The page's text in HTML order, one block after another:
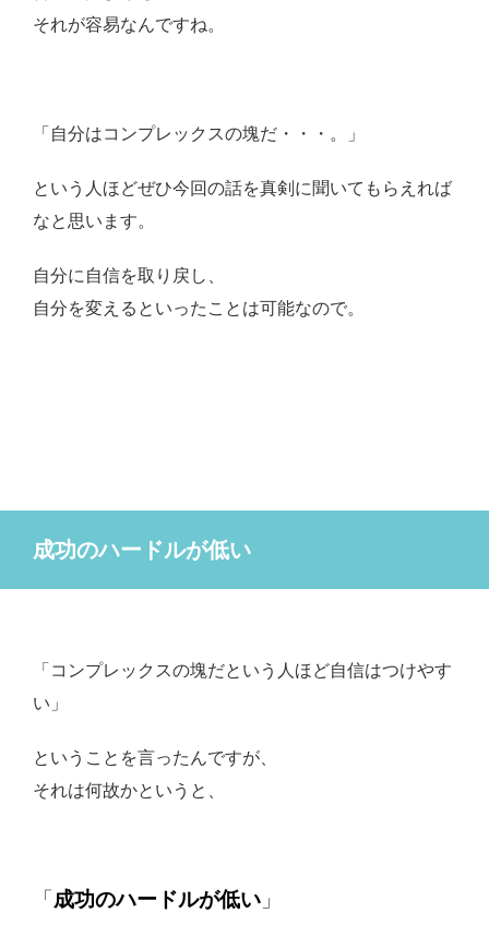
それが容易なんですね。
「自分はコンプレックスの塊だ・・・。」
という人ほどぜひ今回の話を真剣に聞いてもらえれば
なと思います。
自分に自信を取り戻し、
自分を変えるといったことは可能なので。
成功のハードルが低い
「コンプレックスの塊だという人ほど自信はつけやす
い」
ということを言ったんですが、
それは何故かというと、
「 成功のハードルが低い 」